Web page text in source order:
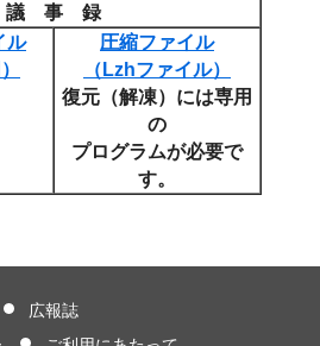
議 事 録
ル
圧縮ファイル
（Lzhファイル）
復元（解凍）には専用
の
プログラムが必要で
す。
広報誌